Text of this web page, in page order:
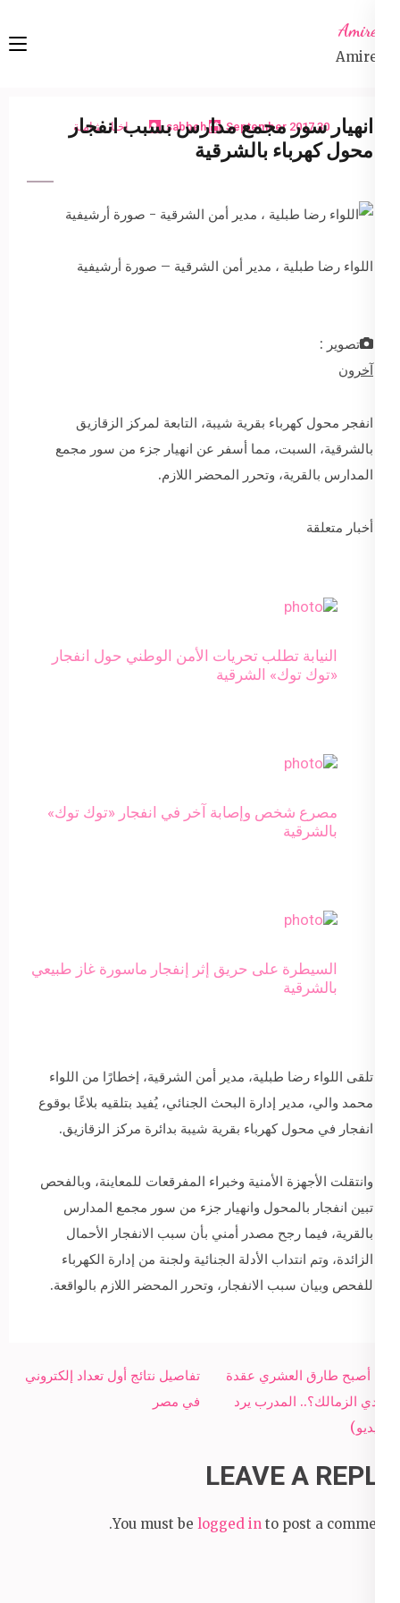
content
Enter)
Amireta
Amireta
30 September 2017
sabbeh اخبار شاملة
انهيار سور مجمع مدارس بسبب انفجار
محول كهرباء بالشرقية
اللواء رضا طبلية ، مدير أمن الشرقية – صورة أرشيفية
تصوير :
آخرون
انفجر محول كهرباء بقرية شيبة، التابعة لمركز الزقازيق
بالشرقية، السبت، مما أسفر عن انهيار جزء من سور مجمع
المدارس بالقرية، وتحرر المحضر اللازم.
أخبار متعلقة
النيابة تطلب تحريات الأمن الوطني حول انفجار
«توك توك» الشرقية
مصرع شخص وإصابة آخر في انفجار «توك توك»
بالشرقية
السيطرة على حريق إثر إنفجار ماسورة غاز طبيعي
بالشرقية
تلقى اللواء رضا طبلية، مدير أمن الشرقية، إخطارًا من اللواء
محمد والي، مدير إدارة البحث الجنائي، يُفيد بتلقيه بلاغًا بوقوع
انفجار في محول كهرباء بقرية شيبة بدائرة مركز الزقازيق.
وانتقلت الأجهزة الأمنية وخبراء المفرقعات للمعاينة، وبالفحص
تبين انفجار بالمحول وانهيار جزء من سور مجمع المدارس
بالقرية، فيما رجح مصدر أمني بأن سبب الانفجار الأحمال
الزائدة، وتم انتداب الأدلة الجنائية ولجنة من إدارة الكهرباء
للفحص وبيان سبب الانفجار، وتحرر المحضر اللازم بالواقعة.
Post
navigation
تفاصيل نتائج أول تعداد إلكتروني
في مصر
هل أصبح طارق العشري عقدة
لنادي الزمالك؟.. المدرب يرد
(فيديو)
LEAVE A REPLY
You must be logged in to post a comment.